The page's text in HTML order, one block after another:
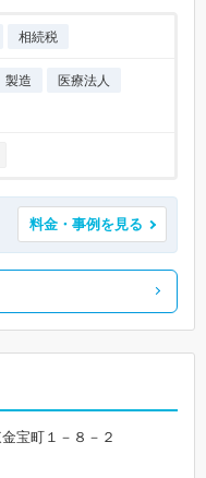
相続税
製造
医療法人
料金・事例を見る
宝町１－８－２